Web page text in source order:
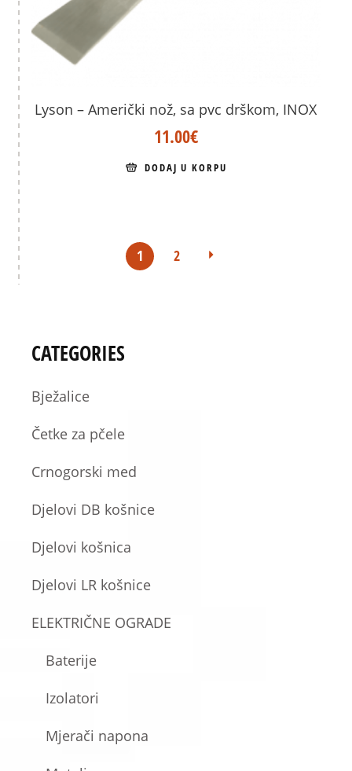
Lyson – Američki nož, sa pvc drškom, INOX
11.00€
DODAJ U KORPU
1 2
CATEGORIES
Bježalice
Četke za pčele
Crnogorski med
Djelovi DB košnice
Djelovi košnica
Djelovi LR košnice
ELEKTRIČNE OGRADE
Baterije
Izolatori
Mjerači napona